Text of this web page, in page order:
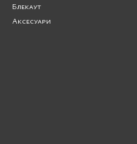
де складно отримати постійне
чи людину крупним планом. Її
Блекаут
Аксесуари